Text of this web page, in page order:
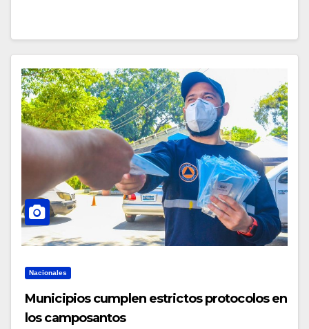
Nacionales
Municipios cumplen estrictos protocolos en
los camposantos